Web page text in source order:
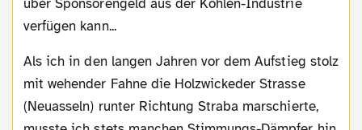
über Sponsorengeld aus der Kohlen-Industrie
verfügen kann...
Als ich in den langen Jahren vor dem Aufstieg stolz
mit wehender Fahne die Holzwickeder Strasse
(Neuasseln) runter Richtung Straba marschierte,